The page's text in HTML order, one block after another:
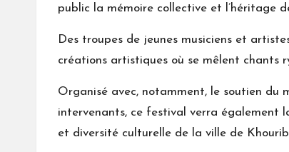
public la mémoire collective et l’héritage
Des troupes de jeunes musiciens et
créations artistiques où se mêlent chants
Organisé avec, notamment, le soutien du
intervenants, ce festival verra également
et diversité culturelle de la ville de